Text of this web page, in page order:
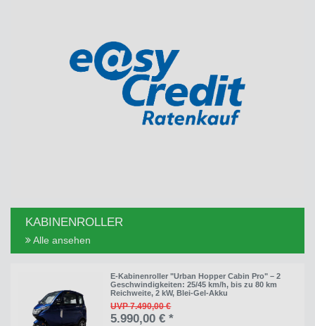
KABINENROLLER
Alle ansehen
E-Kabinenroller "Urban Hopper Cabin Pro" – 2
Geschwindigkeiten: 25/45 km/h, bis zu 80 km
Reichweite, 2 kW, Blei-Gel-Akku
UVP 7.490,00 €
5.990,00 € *